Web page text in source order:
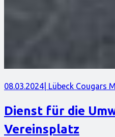
08.03.2024 | Lübeck Cougars
Dienst für die
Vereinsplatz